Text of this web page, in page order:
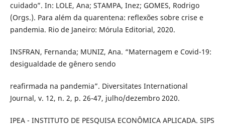
cuidado”. In: LOLE, Ana; STAMPA, Inez; GOMES, Rodrigo
(Orgs.). Para além da quarentena: reflexões sobre crise e
pandemia. Rio de Janeiro: Mórula Editorial, 2020.
INSFRAN, Fernanda; MUNIZ, Ana. “Maternagem e Covid-19:
desigualdade de gênero sendo
reafirmada na pandemia”. Diversitates International
Journal, v. 12, n. 2, p. 26-47, julho/dezembro 2020.
IPEA - INSTITUTO DE PESQUISA ECONÔMICA APLICADA. SIPS